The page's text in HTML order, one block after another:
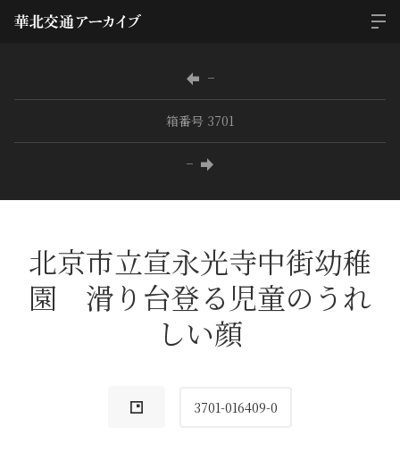
−
箱番号 3701
−
北京市立宣永光寺中街幼稚
園 滑り台登る児童のうれ
しい顔
3701-016409-0